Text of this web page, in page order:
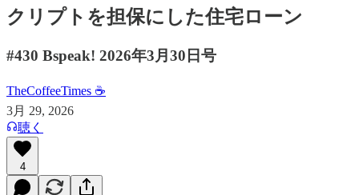
クリプトを担保にした住宅ローン
#430 Bspeak! 2026年3月30日号
TheCoffeeTimes ☕
3月 29, 2026
聴く
4